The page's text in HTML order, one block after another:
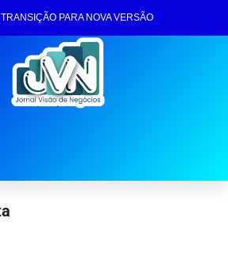
PARA NOVA VERSÃO